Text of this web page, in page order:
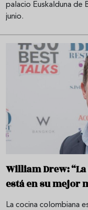
palacio Euskalduna de
junio.
William Drew:
está en su mejor
La cocina colombiana